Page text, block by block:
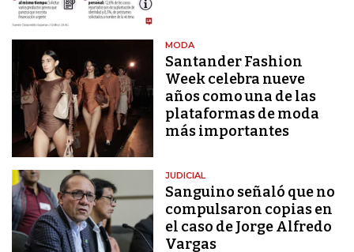
MODA
Santander Fashion
Week celebra nueve
años como una de las
plataformas de moda
más importantes
JUDICIAL
Sanguino señaló que no
compulsaron copias en
el caso de Jorge Alfredo
Vargas